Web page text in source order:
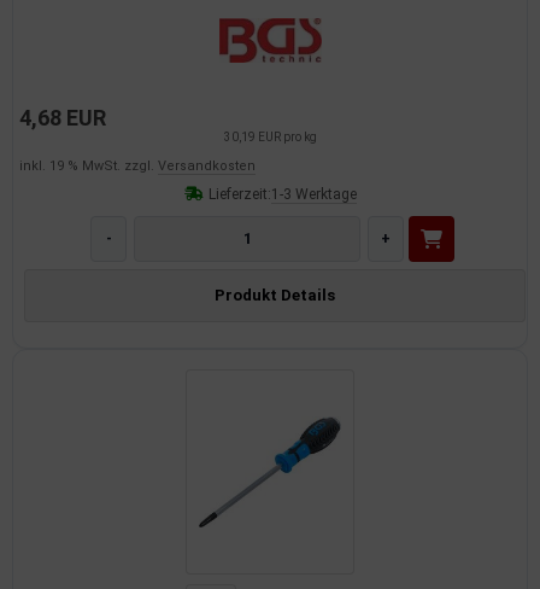
4,68 EUR
30,19 EUR pro kg
inkl. 19 % MwSt. zzgl. Versandkosten
Lieferzeit:1-3 Werktage
- +
Produkt Details